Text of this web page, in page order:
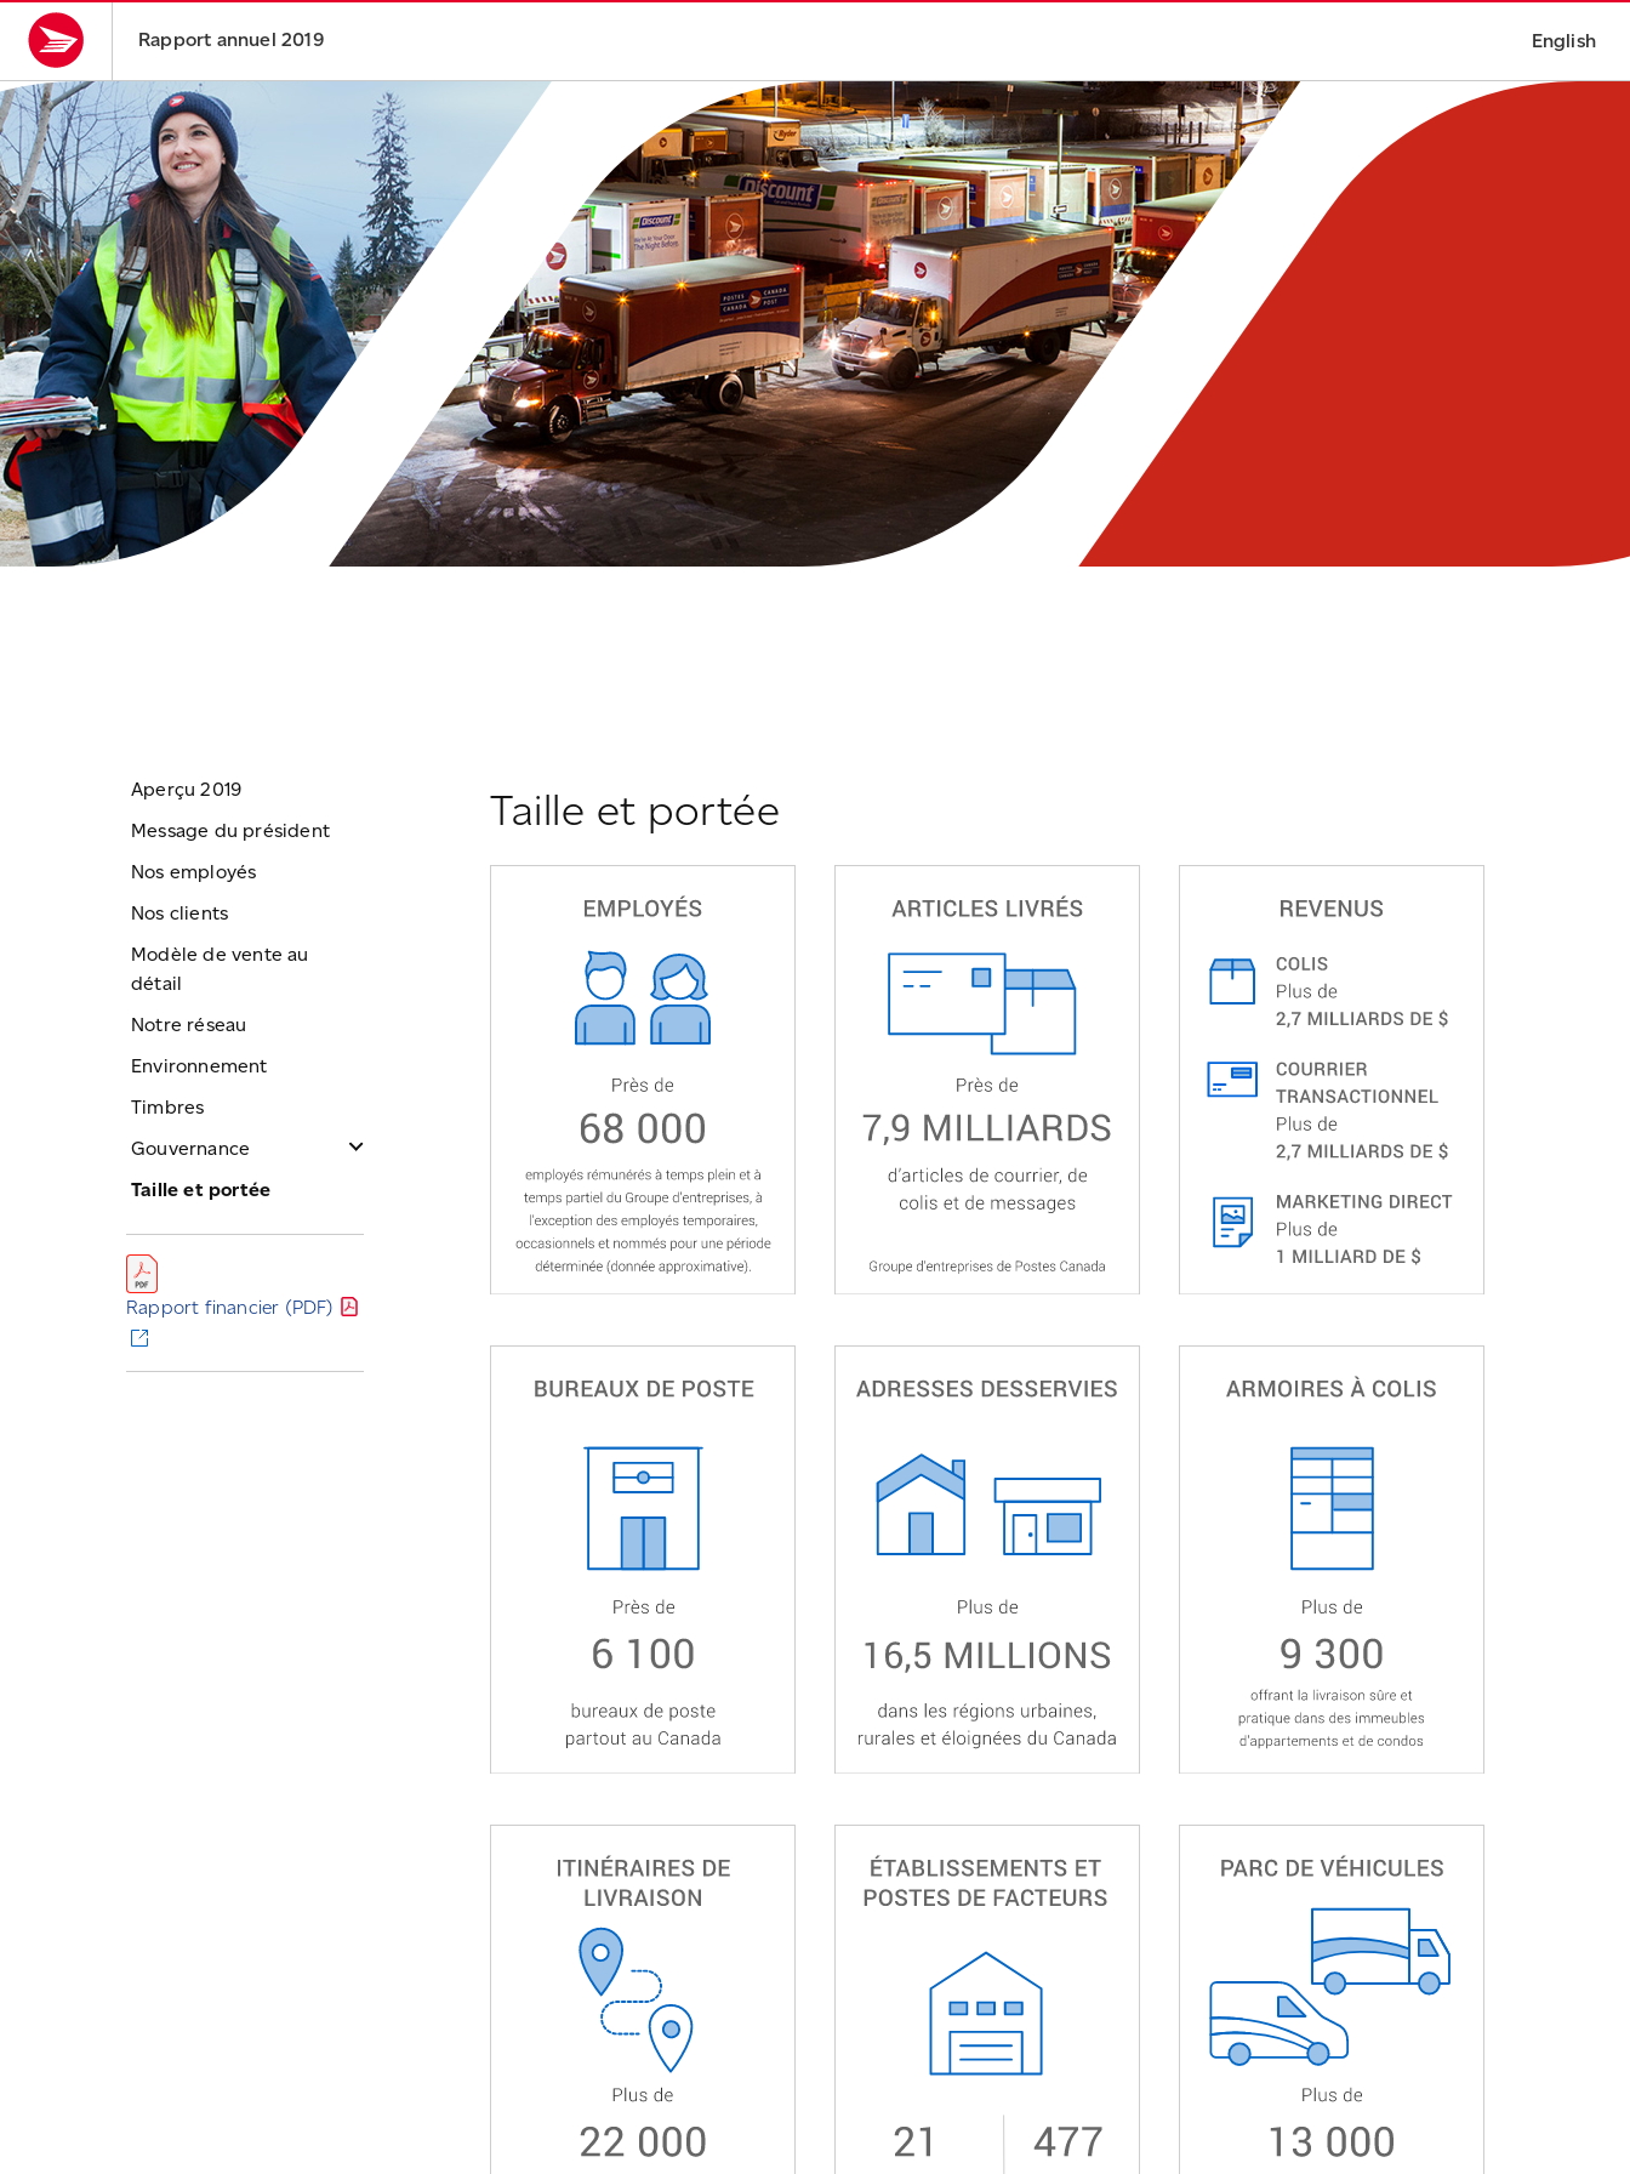
Rapport annuel 2019 English
Aperçu 2019
Message du président
Nos employés
Nos clients
Modèle de vente au
détail
Notre réseau
Environnement
Timbres
Gouvernance
Régie d’entreprise
Conseil
Dirigeants
Ombudsman
Taille et portée
Rapport financier (PDF)
Taille et portée